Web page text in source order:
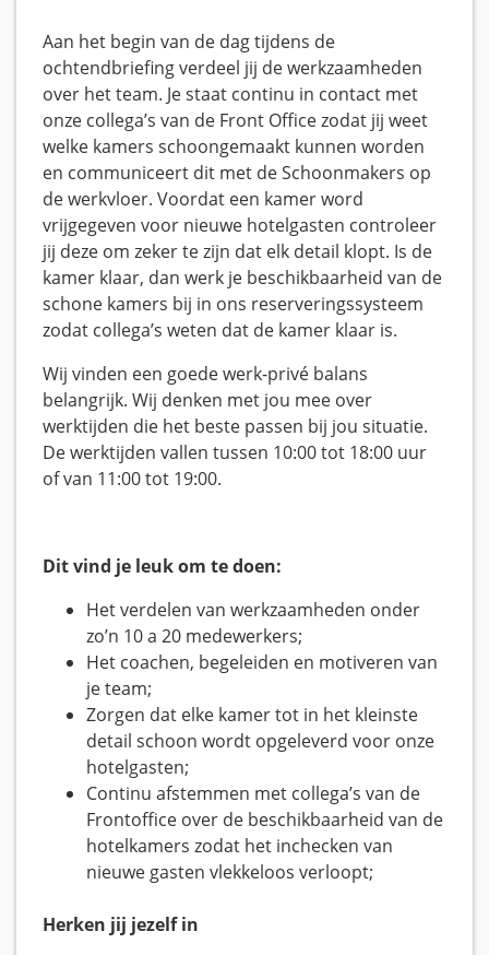
Aan het begin van de dag tijdens de
ochtendbriefing verdeel jij de werkzaamheden
over het team. Je staat continu in contact met
onze collega’s van de Front Office zodat jij weet
welke kamers schoongemaakt kunnen worden
en communiceert dit met de Schoonmakers op
de werkvloer. Voordat een kamer word
vrijgegeven voor nieuwe hotelgasten controleer
jij deze om zeker te zijn dat elk detail klopt. Is de
kamer klaar, dan werk je beschikbaarheid van de
schone kamers bij in ons reserveringssysteem
zodat collega’s weten dat de kamer klaar is.
Wij vinden een goede werk-privé balans
belangrijk. Wij denken met jou mee over
werktijden die het beste passen bij jou situatie.
De werktijden vallen tussen 10:00 tot 18:00 uur
of van 11:00 tot 19:00.
Dit vind je leuk om te doen:
Het verdelen van werkzaamheden onder
zo’n 10 a 20 medewerkers;
Het coachen, begeleiden en motiveren van
je team;
Zorgen dat elke kamer tot in het kleinste
detail schoon wordt opgeleverd voor onze
hotelgasten;
Continu afstemmen met collega’s van de
Frontoffice over de beschikbaarheid van de
hotelkamers zodat het inchecken van
nieuwe gasten vlekkeloos verloopt;
Herken jij jezelf in